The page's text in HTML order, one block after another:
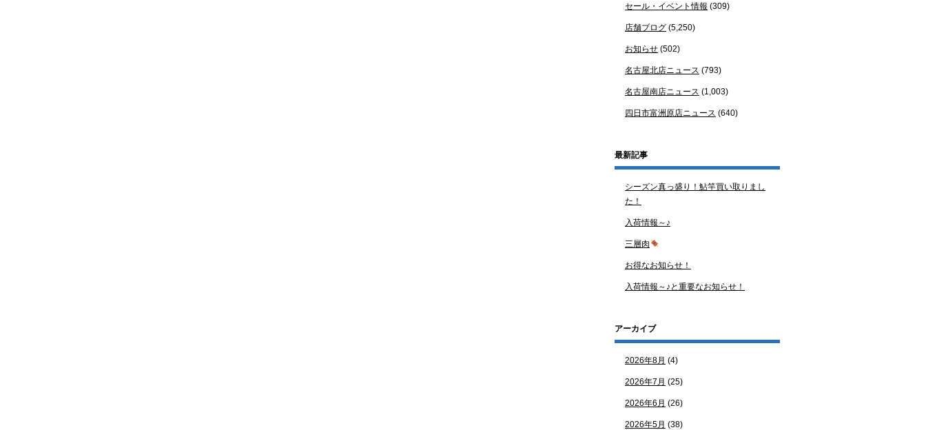
セール・イベント情報 (309)
店舗ブログ (5,250)
お知らせ (502)
名古屋北店ニュース (793)
名古屋南店ニュース (1,003)
四日市富洲原店ニュース (640)
最新記事
シーズン真っ盛り！鮎竿買い取りまし
た！
入荷情報～♪
三層肉
お得なお知らせ！
入荷情報～♪と重要なお知らせ！
アーカイブ
2026年8月 (4)
2026年7月 (25)
2026年6月 (26)
2026年5月 (38)